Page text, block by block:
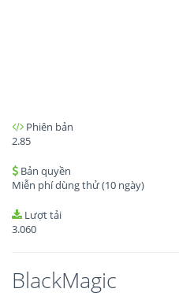
Phiên bản
2.85
Bản quyền
Miễn phí dùng thử (10 ngày)
Lượt tải
3.060
BlackMagic